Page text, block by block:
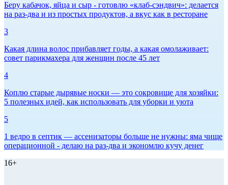
Беру кабачок, яйца и сыр - готовлю «клаб-сэндвич»: делается
на раз-два и из простых продуктов, а вкус как в ресторане
3
Какая длина волос прибавляет годы, а какая омолаживает:
совет парикмахера для женщин после 45 лет
4
Коплю старые дырявые носки — это сокровище для хозяйки:
5 полезных идей, как использовать для уборки и уюта
5
1 ведро в септик — ассенизаторы больше не нужны: яма чище
операционной - делаю на раз-два и экономлю кучу денег
16+